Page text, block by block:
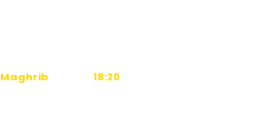
Maghrib
18:20